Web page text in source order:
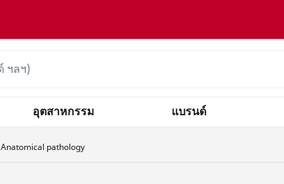
อุตสาหกรรม แบรนด์
Anatomical pathology